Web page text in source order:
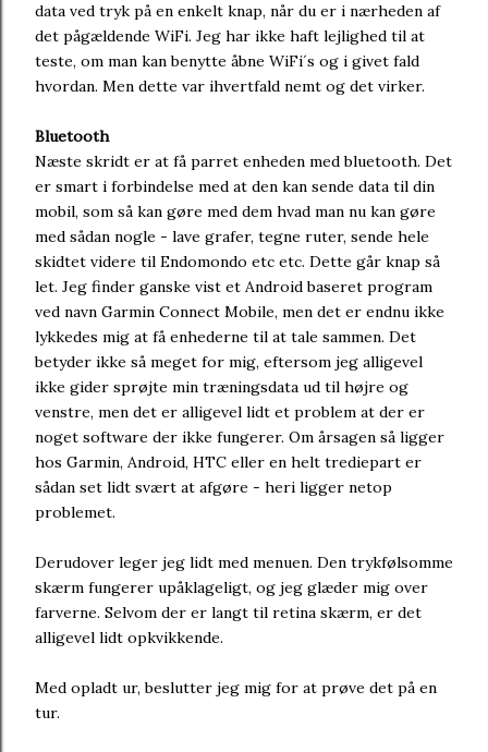
data ved tryk på en enkelt knap, når du er i nærheden af
det pågældende WiFi. Jeg har ikke haft lejlighed til at
teste, om man kan benytte åbne WiFi´s og i givet fald
hvordan. Men dette var ihvertfald nemt og det virker.
Bluetooth
Næste skridt er at få parret enheden med bluetooth. Det
er smart i forbindelse med at den kan sende data til din
mobil, som så kan gøre med dem hvad man nu kan gøre
med sådan nogle - lave grafer, tegne ruter, sende hele
skidtet videre til Endomondo etc etc. Dette går knap så
let. Jeg finder ganske vist et Android baseret program
ved navn Garmin Connect Mobile, men det er endnu ikke
lykkedes mig at få enhederne til at tale sammen. Det
betyder ikke så meget for mig, eftersom jeg alligevel
ikke gider sprøjte min træningsdata ud til højre og
venstre, men det er alligevel lidt et problem at der er
noget software der ikke fungerer. Om årsagen så ligger
hos Garmin, Android, HTC eller en helt trediepart er
sådan set lidt svært at afgøre - heri ligger netop
problemet.
Derudover leger jeg lidt med menuen. Den trykfølsomme
skærm fungerer upåklageligt, og jeg glæder mig over
farverne. Selvom der er langt til retina skærm, er det
alligevel lidt opkvikkende.
Med opladt ur, beslutter jeg mig for at prøve det på en
tur.